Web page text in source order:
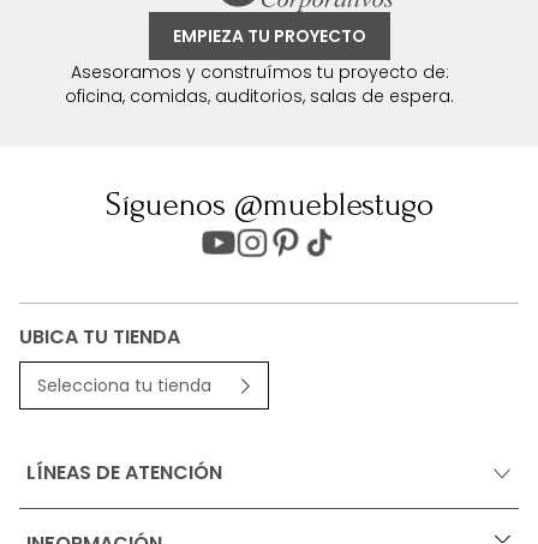
EMPIEZA TU PROYECTO
Asesoramos y construímos tu proyecto de:
oficina, comidas, auditorios, salas de espera.
Síguenos @mueblestugo
UBICA TU TIENDA
Selecciona tu tienda
LÍNEAS DE ATENCIÓN